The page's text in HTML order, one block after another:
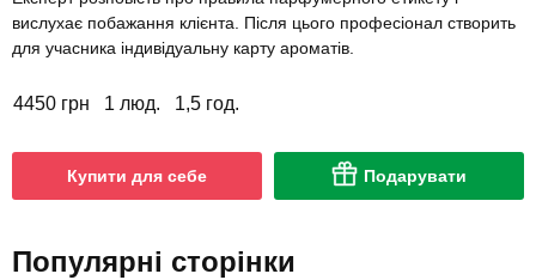
вислухає побажання клієнта. Після цього професіонал створить
для учасника індивідуальну карту ароматів.
4450 грн 1 люд. 1,5 год.
Купити для себе Подарувати
Популярні сторінки